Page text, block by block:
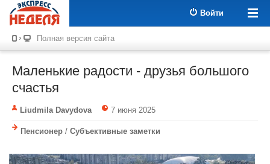
Войти
Полная версия сайта
Маленькие радости - друзья большого
счастья
Liudmila Davydova 7 июня 2025
Пенсионер / Субъективные заметки